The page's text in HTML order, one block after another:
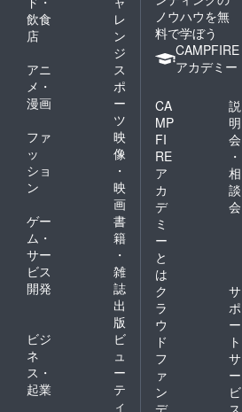
飲食
店
レ
ン
ジ
アニ
メ・
漫画
ス
ポ
ー
ツ
ファ
ッ
ショ
ン
映
像
・
映
画
ゲー
ム・
サー
ビス
開発
書
籍
・
雑
誌
出
版
ビジ
ネ
ス・
起業
ビ
ュ
ー
テ
ィ
ノウハウを無
料で学ぼう
CAMPFIRE
アカデミー
CA
MP
FI
RE
ア
カ
デ
ミ
ー
と
は
説
明
会
・
相
談
会
ク
ラ
ウ
ド
フ
ァ
ン
デ
サ
ポ
ー
ト
サ
ー
ビ
ス